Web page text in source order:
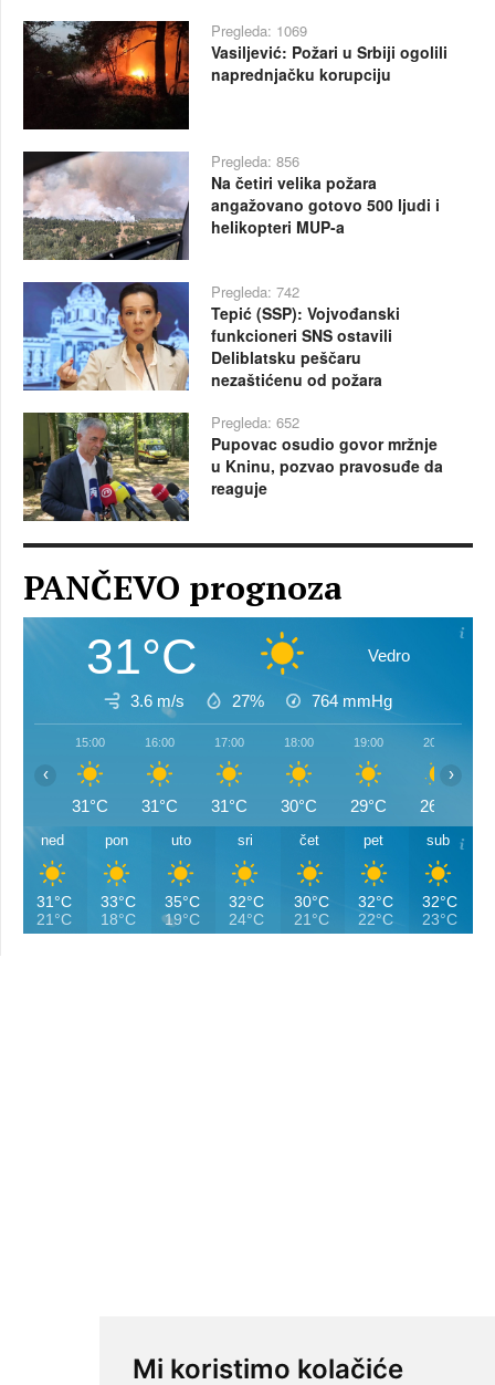
Mi koristimo kolačiće
Pregleda: 1069
Vasiljević: Požari u Srbiji ogolili
naprednjačku korupciju
Pregleda: 856
Na četiri velika požara
angažovano gotovo 500 ljudi i
helikopteri MUP-a
Pregleda: 742
Tepić (SSP): Vojvođanski
funkcioneri SNS ostavili
Deliblatsku peščaru
nezaštićenu od požara
Pregleda: 652
Pupovac osudio govor mržnje
u Kninu, pozvao pravosuđe da
reaguje
PANČEVO prognoza
31°C Vedro
3.6 m/s 27% 764 mmHg
15:00
31°C
16:00
31°C
17:00
31°C
18:00
30°C
19:00
29°C
20:00
26°C
‹ ›
ned
31°C
21°C
pon
33°C
18°C
uto
35°C
19°C
sri
32°C
24°C
čet
30°C
21°C
pet
32°C
22°C
sub
32°C
23°C